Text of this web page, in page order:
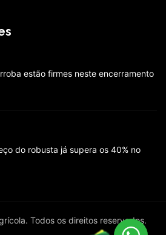
estão firmes neste encerramento
do robusta já supera os 40% no
Todos os direitos reservados.